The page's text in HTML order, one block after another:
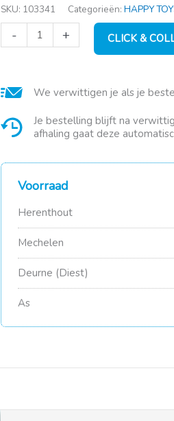
SKU: 103341 Categorieën: HAPPY
-
Scooter
+ CLICK &
We verwittigen je als je
Je bestelling blijft na
afhaling gaat deze
Voorraad
Herenthout
Mechelen
Deurne (Diest)
As